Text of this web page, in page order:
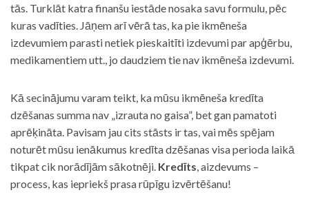
tās. Turklāt katra finanšu iestāde nosaka savu formulu, pēc
kuras vadīties. Jāņem arī vērā tas, ka pie ikmēneša
izdevumiem parasti netiek pieskaitīti izdevumi par apģērbu,
medikamentiem utt., jo daudziem tie nav ikmēneša izdevumi.
Kā secinājumu varam teikt, ka mūsu ikmēneša kredīta
dzēšanas summa nav „izrauta no gaisa”, bet gan pamatoti
aprēķināta. Pavisam jau cits stāsts ir tas, vai mēs spējam
noturēt mūsu ienākumus kredīta dzēšanas visa perioda laikā
tikpat cik norādījām sākotnēji. Kredīts, aizdevums –
process, kas iepriekš prasa rūpīgu izvērtēšanu!